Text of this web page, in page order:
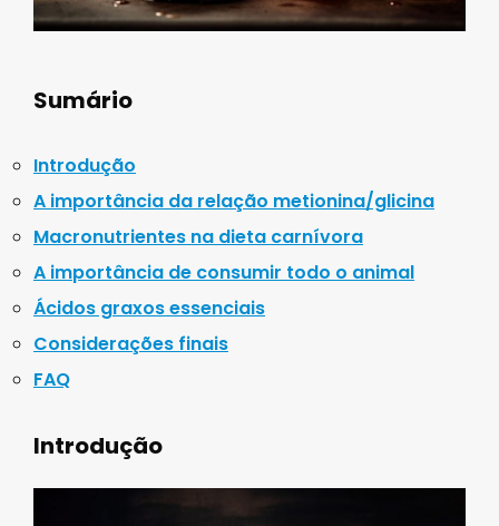
Sumário
Introdução
A importância da relação metionina/glicina
Macronutrientes na dieta carnívora
A importância de consumir todo o animal
Ácidos graxos essenciais
Considerações finais
FAQ
Introdução